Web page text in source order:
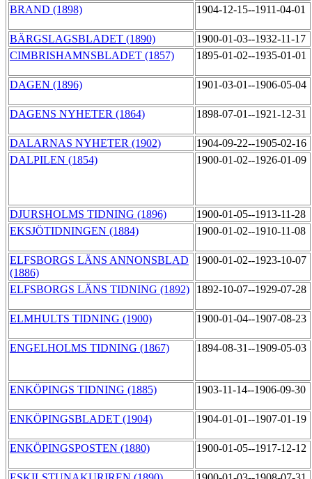
BRAND (1898) 1904-12-15--1911-04-01
BÄRGSLAGSBLADET (1890)
1900-01-03--1932-11-17
CIMBRISHAMNSBLADET (1857)
1895-01-02--1935-01-01
DAGEN (1896) 1901-03-01--1906-05-04
DAGENS NYHETER (1864) 1898-07-01--1921-12-31
DALARNAS NYHETER (1902)
1904-09-22--1905-02-16
DALPILEN (1854)
1900-01-02--1926-01-09
DJURSHOLMS TIDNING (1896)
1900-01-05--1913-11-28
EKSJÖTIDNINGEN (1884)
1900-01-02--1910-11-08
ELFSBORGS LÄNS ANNONSBLAD
(1886)
1900-01-02--1923-10-07
ELFSBORGS LÄNS TIDNING (1892) 1892-10-07--1929-07-28
ELMHULTS TIDNING (1900) 1900-01-04--1907-08-23
ENGELHOLMS TIDNING (1867) 1894-08-31--1909-05-03
ENKÖPINGS TIDNING (1885) 1903-11-14--1906-09-30
ENKÖPINGSBLADET (1904) 1904-01-01--1907-01-19
ENKÖPINGSPOSTEN (1880) 1900-01-05--1917-12-12